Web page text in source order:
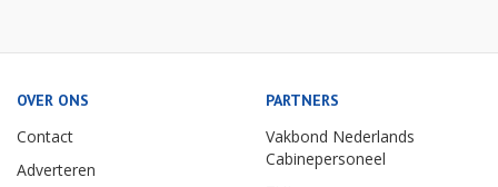
OVER ONS
Contact
Adverteren
PARTNERS
Vakbond Nederlands
Cabinepersoneel